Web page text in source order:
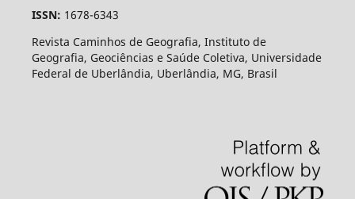
ISSN: 1678-6343
Revista Caminhos de Geografia, Instituto de
Geografia, Geociências e Saúde Coletiva, Universidade
Federal de Uberlândia, Uberlândia, MG, Brasil